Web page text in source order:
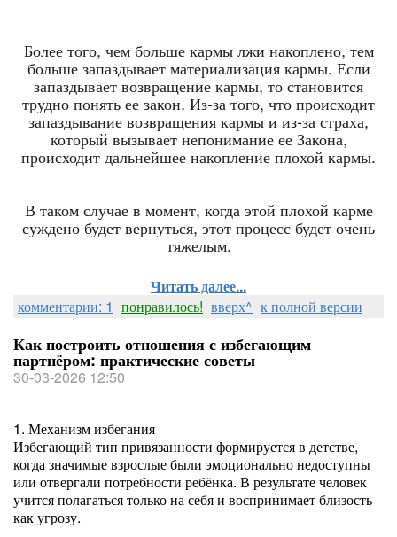
Более того, чем больше кармы лжи накоплено, тем
больше запаздывает материализация кармы. Если
запаздывает возвращение кармы, то становится
трудно понять ее закон. Из-за того, что происходит
запаздывание возвращения кармы и из-за страха,
который вызывает непонимание ее Закона,
происходит дальнейшее накопление плохой кармы.
В таком случае в момент, когда этой плохой карме
суждено будет вернуться, этот процесс будет очень
тяжелым.
Читать далее...
комментарии: 1 понравилось! вверх^ к полной версии
Как построить отношения с избегающим
партнёром: практические советы
30-03-2026 12:50
1. Механизм избегания
Избегающий тип привязанности формируется в детстве,
когда значимые взрослые были эмоционально недоступны
или отвергали потребности ребёнка. В результате человек
учится полагаться только на себя и воспринимает близость
как угрозу.